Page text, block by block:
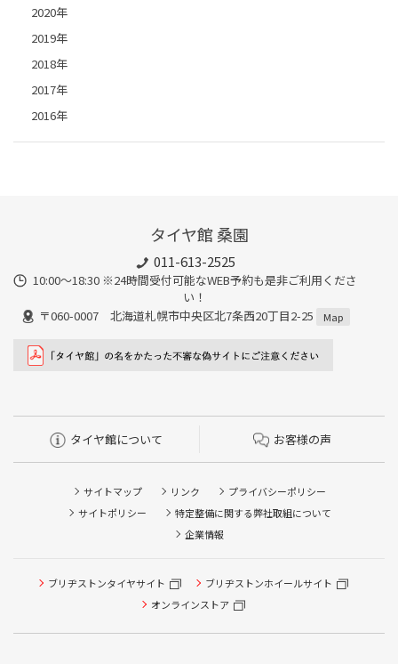
2020年
2019年
2018年
2017年
2016年
タイヤ館 桑園
011-613-2525
10:00～18:30 ※24時間受付可能なWEB予約も是非ご利用くださ
い！
〒060-0007 北海道札幌市中央区北7条西20丁目2-25
Map
タイヤ館について お客様の声
サイトマップ リンク
プライバシーポリシー
サイトポリシー
特定整備に関する弊社取組について
企業情報
ブリヂストンタイヤサイト
ブリヂストンホイールサイト
オンラインストア
タイヤ点検・安全点検/タイヤ履き替え/オイル交換/その他
ピット作業の予約